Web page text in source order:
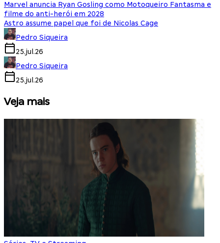
Marvel anuncia Ryan Gosling como Motoqueiro Fantasma e
filme do anti-herói em 2028
Astro assume papel que foi de Nicolas Cage
Pedro Siqueira
25.jul.26
Pedro Siqueira
25.jul.26
Veja mais